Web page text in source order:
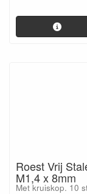
Roest Vrij
M1,4 x 8mm
Met kruiskop. 10